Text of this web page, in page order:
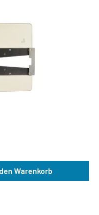
Wert
Warenkorb